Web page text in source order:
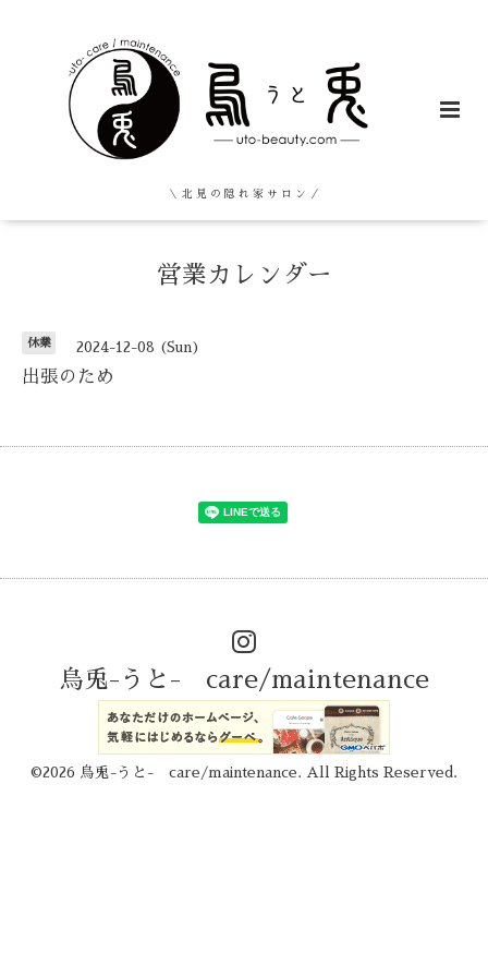
＼ 北 見 の 隠 れ 家 サ ロ ン ／
営業カレンダー
休業 2024-12-08 (Sun)
出張のため
烏兎-うと- care/maintenance
©2026 烏兎-うと- care/maintenance . All Rights Reserved.